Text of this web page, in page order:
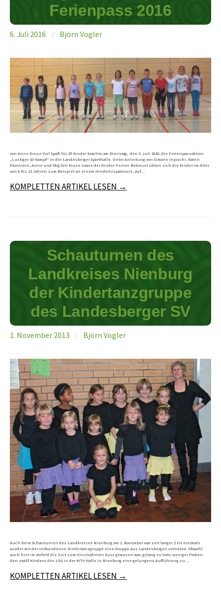
Ferienpass 2016
6. Juli 2016 / Björn Vogler
von Anne Kruse Viel Spaß für 25 Kinder brachte am Dienstag, den 5. Juli 2016, die Ferienpassaktion
„Lustiger 10-Kampf“ in der Landesberger Sporthalle. Unter Anleitung von Simone Injoschi, Katrin
Eberstein, Anne und Maj Grit Kruse sowie der Kinder-Ferien-Betreuer übten sich die Kinder im Alter
von 6 bis 12 Jahren zum Beispiel an einem Hindernisparcours, auf…
KOMPLETTEN ARTIKEL LESEN →
Schauturnen des
Landkreises Nienburg
der Kindertanzgruppe
des Landesberger SV
1. November 2013 / Björn Vogler
Auch beim Schauturnen des Landkreises Nienburg am 2. November war seit langer Zeit erstmals
wieder mit der verbundenen Kindertanzgruppe eine Gruppe aus Landesbergen vertreten. Obwohl
auch hier im Vorfeld die Zeit zum Einstudieren kurz gewesen war, gelang es trotz weniger Proben
den zwölf Kindern des LSV, in der MTV-Halle in Nienburg eine gelungene Aufführung zu…
KOMPLETTEN ARTIKEL LESEN →